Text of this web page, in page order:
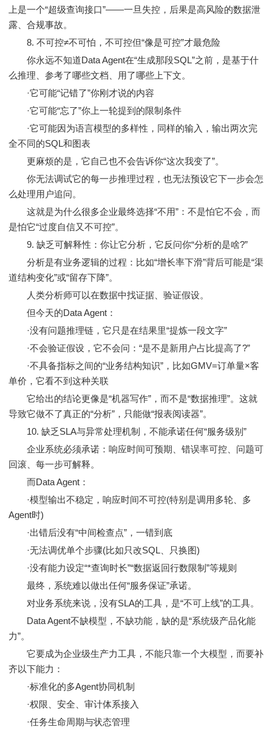
上是一个“超级查询接口”——一旦失控，后果是高风险的数据泄
露、合规事故。
8. 不可控≠不可怕，不可控但“像是可控”才最危险
你永远不知道Data Agent在“生成那段SQL”之前，是基于什
么推理、参考了哪些文档、用了哪些上下文。
·它可能“记错了”你刚才说的内容
·它可能“忘了”你上一轮提到的限制条件
·它可能因为语言模型的多样性，同样的输入，输出两次完
全不同的SQL和图表
更麻烦的是，它自己也不会告诉你“这次我变了”。
你无法调试它的每一步推理过程，也无法预设它下一步会怎
么处理用户追问。
这就是为什么很多企业最终选择“不用”：不是怕它不会，而
是怕它“过度自信又不可控”。
9. 缺乏可解释性：你让它分析，它反问你“分析的是啥?”
分析是有业务逻辑的过程：比如“增长率下滑”背后可能是“渠
道结构变化”或“留存下降”。
人类分析师可以在数据中找证据、验证假设。
但今天的Data Agent：
·没有问题推理链，它只是在结果里“提炼一段文字”
·不会验证假设，它不会问：“是不是新用户占比提高了?”
·不具备指标之间的“业务结构知识”，比如GMV=订单量×客
单价，它看不到这种关联
它给出的结论更像是“机器写作”，而不是“数据推理”。这就
导致它做不了真正的“分析”，只能做“报表阅读器”。
10. 缺乏SLA与异常处理机制，不能承诺任何“服务级别”
企业系统必须承诺：响应时间可预期、错误率可控、问题可
回滚、每一步可解释。
而Data Agent：
·模型输出不稳定，响应时间不可控(特别是调用多轮、多
Agent时)
·出错后没有“中间检查点”，一错到底
·无法调优单个步骤(比如只改SQL、只换图)
·没有能力设定“*查询时长”“数据返回行数限制”等规则
最终，系统难以做出任何“服务保证”承诺。
对业务系统来说，没有SLA的工具，是“不可上线”的工具。
Data Agent不缺模型，不缺功能，缺的是“系统级产品化能
力”。
它要成为企业级生产力工具，不能只靠一个大模型，而要补
齐以下能力：
·标准化的多Agent协同机制
·权限、安全、审计体系接入
·任务生命周期与状态管理